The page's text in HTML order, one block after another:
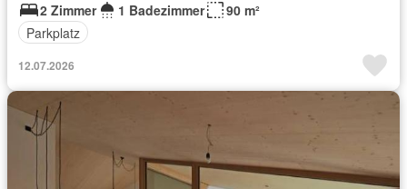
2 Zimmer
1 Badezimmer
90 m²
Parkplatz
12.07.2026